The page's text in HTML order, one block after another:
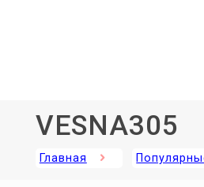
VESNA305
Главная